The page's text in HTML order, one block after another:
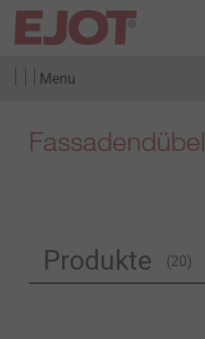
Menu
Fassadendübel
Produkte (20)